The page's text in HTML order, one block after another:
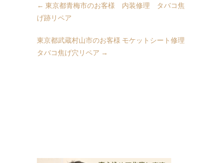
← 東京都青梅市のお客様 内装修理 タバコ焦
げ跡リペア
東京都武蔵村山市のお客様 モケットシート修理
タバコ焦げ穴リペア →